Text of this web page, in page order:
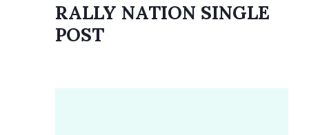
RALLY NATION SINGLE
POST